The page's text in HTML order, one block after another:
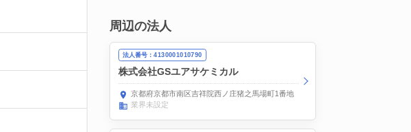
周辺の法人
法人番号：4130001010790
株式会社GSユアサケミカル
京都府京都市南区吉祥院西ノ庄猪之馬場町1番地
業界未設定